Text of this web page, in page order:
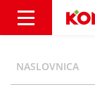
NASLOVNICA